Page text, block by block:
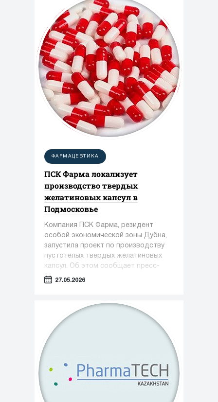
ФАРМАЦЕВТИКА
ПСК Фарма локализует
производство твердых
желатиновых капсул в
Подмосковье
Компания ПСК Фарма, резидент
особой экономической зоны Дубна,
запустила проект по производству
пустотелых твердых желатиновых
капсул. Об этом сообщает пресс-
служба Министерства инвестиций,
27.05.2026